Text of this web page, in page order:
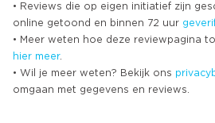
• Reviews die op eigen initiatief zijn
online getoond en binnen 72 uur
• Meer weten hoe deze reviewpagina
hier meer.
• Wil je meer weten? Bekijk ons
omgaan met gegevens en reviews.